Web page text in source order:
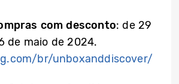
com desconto: de 29
de maio de 2024.
br/unboxanddiscover/